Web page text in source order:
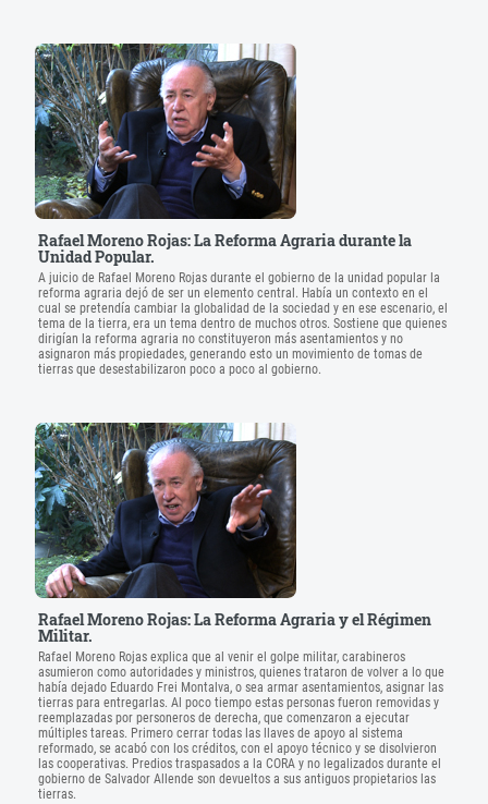
Rafael Moreno Rojas: La Reforma Agraria durante la
Unidad Popular.
A juicio de Rafael Moreno Rojas durante el gobierno de la unidad popular la
reforma agraria dejó de ser un elemento central. Había un contexto en el
cual se pretendía cambiar la globalidad de la sociedad y en ese escenario, el
tema de la tierra, era un tema dentro de muchos otros. Sostiene que quienes
dirigían la reforma agraria no constituyeron más asentamientos y no
asignaron más propiedades, generando esto un movimiento de tomas de
tierras que desestabilizaron poco a poco al gobierno.
Rafael Moreno Rojas: La Reforma Agraria y el Régimen
Militar.
Rafael Moreno Rojas explica que al venir el golpe militar, carabineros
asumieron como autoridades y ministros, quienes trataron de volver a lo que
había dejado Eduardo Frei Montalva, o sea armar asentamientos, asignar las
tierras para entregarlas. Al poco tiempo estas personas fueron removidas y
reemplazadas por personeros de derecha, que comenzaron a ejecutar
múltiples tareas. Primero cerrar todas las llaves de apoyo al sistema
reformado, se acabó con los créditos, con el apoyo técnico y se disolvieron
las cooperativas. Predios traspasados a la CORA y no legalizados durante el
gobierno de Salvador Allende son devueltos a sus antiguos propietarios las
tierras.